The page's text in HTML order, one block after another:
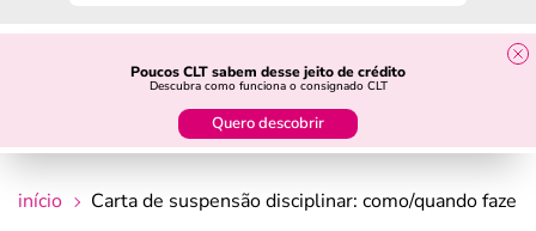
Poucos CLT sabem desse jeito de crédito
Descubra como funciona o consignado CLT
Quero descobrir
guia do trabalhador
início Carta de suspensão disciplinar: como/quando fazer